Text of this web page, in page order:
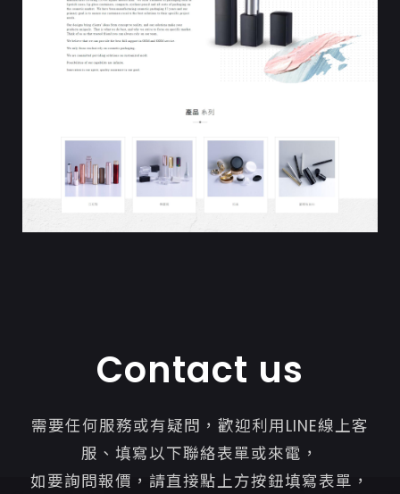
Contact us
需要任何服務或有疑問，歡迎利用LINE線上客
服、填寫以下聯絡表單或來電，
如要詢問報價，請直接點上方按鈕填寫表單，